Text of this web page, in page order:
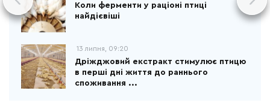
Коли ферменти у раціоні птиці
найдієвіші
13 липня, 09:20
Дріжджовий екстракт стимулює птицю
в перші дні життя до раннього
споживання ...